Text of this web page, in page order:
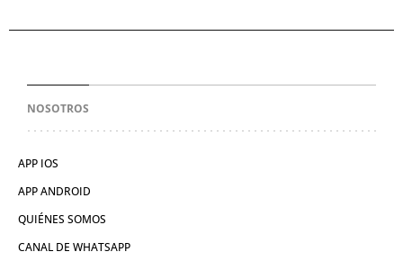
NOSOTROS
APP IOS
APP ANDROID
QUIÉNES SOMOS
CANAL DE WHATSAPP